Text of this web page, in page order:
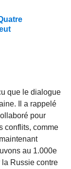
que le dialogue
Il a rappelé
pour
conflits, comme
au 1.000e
la Russie contre